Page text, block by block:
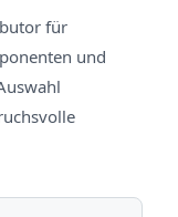
für
und